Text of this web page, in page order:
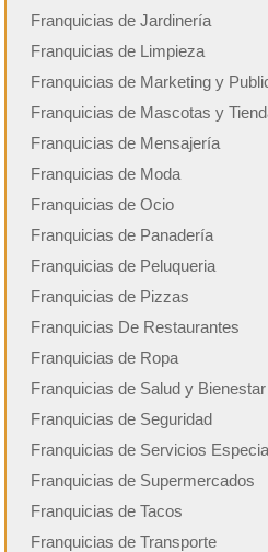
Franquicias de Jardinería
Franquicias de Limpieza
Franquicias de Marketing y
Franquicias de Mascotas y
Franquicias de Mensajería
Franquicias de Moda
Franquicias de Ocio
Franquicias de Panadería
Franquicias de Peluqueria
Franquicias de Pizzas
Franquicias De Restaurantes
Franquicias de Ropa
Franquicias de Salud y Bienestar
Franquicias de Seguridad
Franquicias de Servicios
Franquicias de Supermercados
Franquicias de Tacos
Franquicias de Transporte